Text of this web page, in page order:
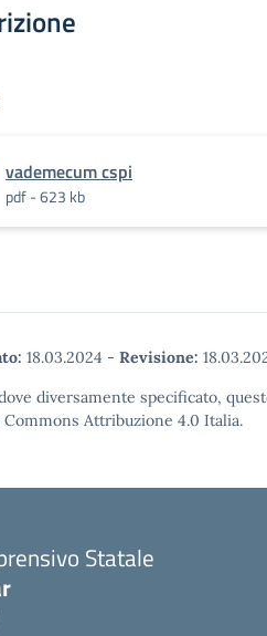
vademecum cspi
pdf - 623 kb
18.03.2024 - Revisione:
diversamente specificato,
Commons Attribuzione 4.0 Italia.
Statale